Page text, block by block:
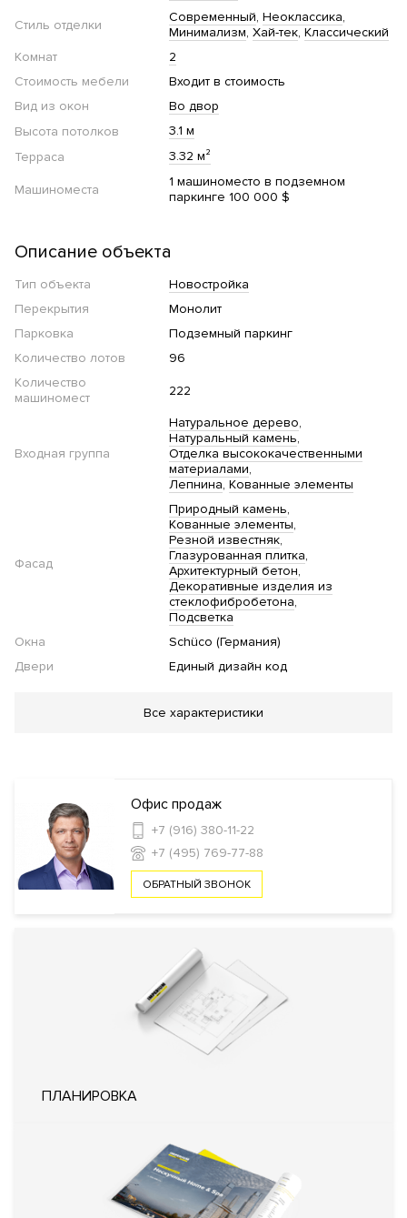
Стиль отделки Современный Неоклассика
Минимализм Хай-тек Классический
Комнат
2
Стоимость мебели
Входит в стоимость
Вид из окон
Во двор
Высота потолков
3.1 м
Терраса
3.32 м²
Машиноместа
1 машиноместо в подземном
паркинге 100 000 $
Описание объекта
Тип объекта
Новостройка
Перекрытия
Монолит
Парковка
Подземный паркинг
Количество лотов
96
Количество
машиномест
222
Входная группа
Натуральное дерево
Натуральный камень
Отделка высококачественными
материалами
Лепнина Кованные элементы
Фасад
Природный камень
Кованные элементы
Резной известняк
Глазурованная плитка
Архитектурный бетон
Декоративные изделия из
стеклофибробетона
Подсветка
Окна
Schüco (Германия)
Двери
Единый дизайн код
Инфраструктура в доме
Детский сад Фитнес клуб Спа-салон
Безопасность
Видеонаблюдение
Закрытый внутренний двор
Технические параметры
Центральное
Приточно-вытяжная
Индивидуальный тепловой пункт
Все характеристики
Офис продаж
+7 (916) 380-11-22
+7 (495) 769-77-88
ОБРАТНЫЙ ЗВОНОК
ПЛАНИРОВКА